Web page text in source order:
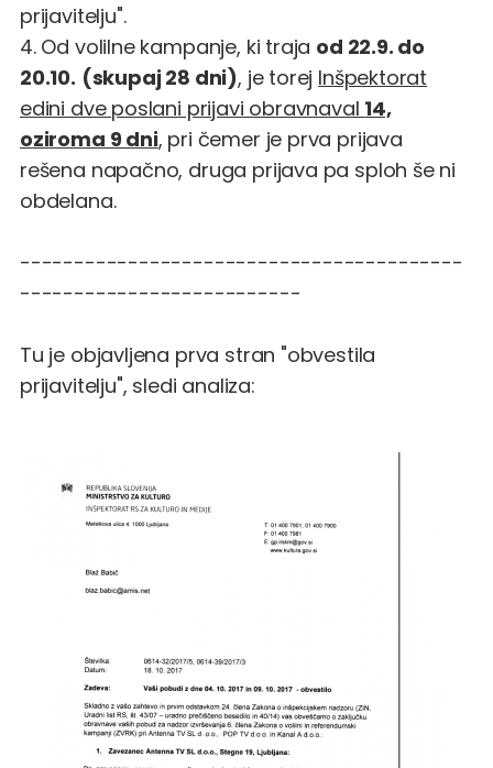
prijavitelju".
4. Od volilne kampanje, ki traja od 22.9. do
20.10. (skupaj 28 dni), je torej Inšpektorat
edini dve poslani prijavi obravnaval 14,
oziroma 9 dni, pri čemer je prva prijava
rešena napačno, druga prijava pa sploh še ni
obdelana.
-----------------------------------------
--------------------------
Tu je objavljena prva stran "obvestila
prijavitelju", sledi analiza: